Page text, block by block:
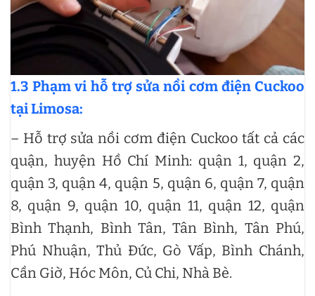
1.3 Phạm vi hỗ trợ sửa nồi cơm điện Cuckoo
tại Limosa:
– Hỗ trợ sửa nồi cơm điện Cuckoo tất cả các
quận, huyện Hồ Chí Minh: quận 1, quận 2,
quận 3, quận 4, quận 5, quận 6, quận 7, quận
8, quận 9, quận 10, quận 11, quận 12, quận
Bình Thạnh, Bình Tân, Tân Bình, Tân Phú,
Phú Nhuận, Thủ Đức, Gò Vấp, Bình Chánh,
Cần Giờ, Hóc Môn, Củ Chi, Nhà Bè.